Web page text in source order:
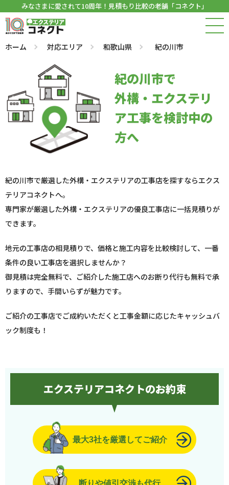
みなさまに愛されて10周年！見積もり比較の老舗「コネクト」
ホーム 対応エリア 和歌山県 紀の川市
紀の川市で
外構・エクステリ
ア工事を検討中の
方へ
紀の川市で厳選した外構・エクステリアの工事店を探すならエクス
テリアコネクトへ。
専門家が厳選した外構・エクステリアの優良工事店に一括見積りが
できます。
地元の工事店の相見積りで、価格と施工内容を比較検討して、一番
条件の良い工事店を選択しませんか？
御見積は完全無料で、ご紹介した施工店へのお断り代行も無料で承
りますので、手間いらずが魅力です。
ご紹介の工事店でご成約いただくと工事金額に応じたキャッシュバ
ック制度も！
エクステリアコネクトのお約束
最大3社を厳選してご紹介
断りや値引交渉も代行